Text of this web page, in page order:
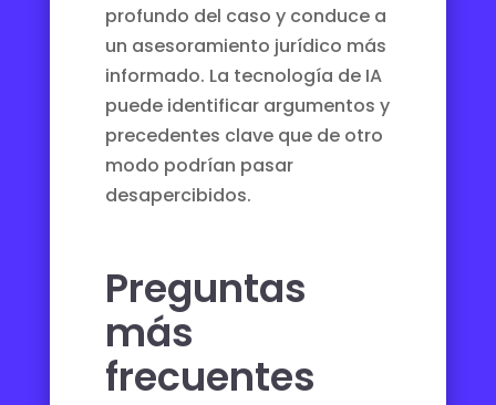
profundo del caso y conduce a
un asesoramiento jurídico más
informado. La tecnología de IA
puede identificar argumentos y
precedentes clave que de otro
modo podrían pasar
desapercibidos.
Preguntas
más
frecuentes